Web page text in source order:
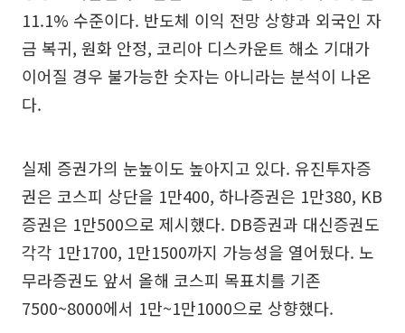
11.1% 수준이다. 반도체 이익 전망 상향과 외국인 자
금 복귀, 원화 안정, 코리아 디스카운트 해소 기대가
이어질 경우 불가능한 숫자는 아니라는 분석이 나온
다.
실제 증권가의 눈높이도 높아지고 있다. 유진투자증
권은 코스피 상단을 1만400, 하나증권은 1만380, KB
증권은 1만500으로 제시했다. DB증권과 대신증권도
각각 1만1700, 1만1500까지 가능성을 열어뒀다. 노
무라증권도 앞서 올해 코스피 목표치를 기존
7500~8000에서 1만~1만1000으로 상향했다.